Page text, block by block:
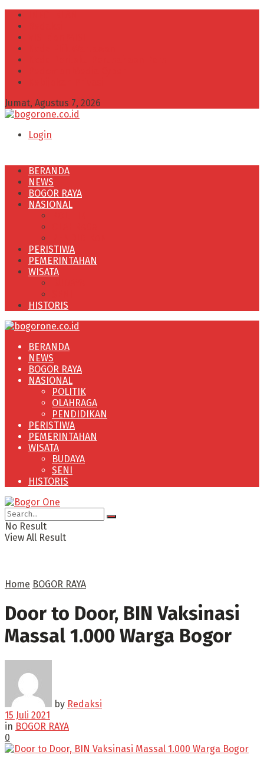
Jumat, Agustus 7, 2026
Login
BERANDA
NEWS
BOGOR RAYA
NASIONAL
PERISTIWA
PEMERINTAHAN
WISATA
HISTORIS
BERANDA
NEWS
BOGOR RAYA
NASIONAL
POLITIK
OLAHRAGA
PENDIDIKAN
PERISTIWA
PEMERINTAHAN
WISATA
BUDAYA
SENI
HISTORIS
No Result
View All Result
Home BOGOR RAYA
Door to Door, BIN Vaksinasi
Massal 1.000 Warga Bogor
by Redaksi
15 Juli 2021
in BOGOR RAYA
0